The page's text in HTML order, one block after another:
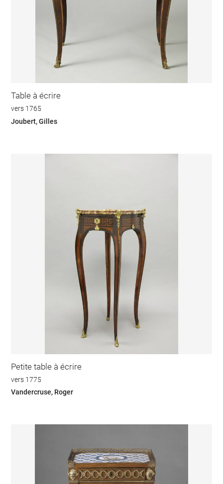
Table à écrire
vers 1765
Joubert, Gilles
Petite table à écrire
vers 1775
Vandercruse, Roger